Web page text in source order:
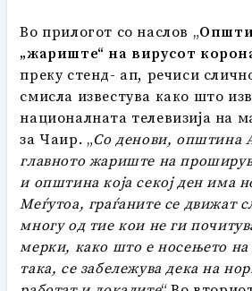
Во прилогот со наслов „
„жариште“ на вирусот
преку стенд- ап, речиси
смисла известува како што
националната телевизија на
за Чаир. „Со денови, општина
главното жариште на
и општина која секој ден има
Меѓутоа, граѓаните се движат
многу од тие кои не ги
мерки, како што е носењето
така, се забележува дека на